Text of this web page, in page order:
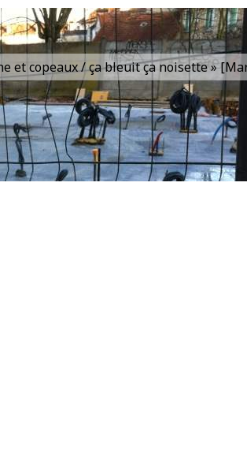
et copeaux / ça bleuit ça noisette »